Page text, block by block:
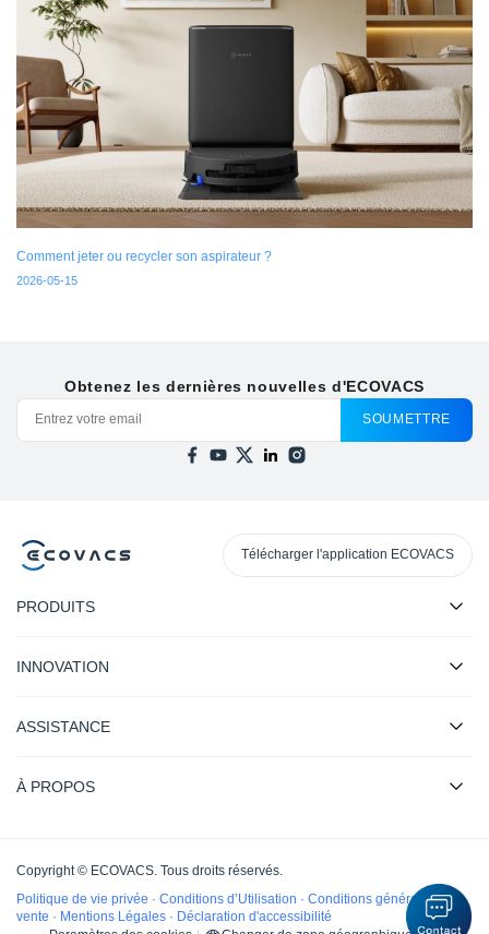
Comment jeter ou recycler son aspirateur ?
2026-05-15
Obtenez les dernières nouvelles d'ECOVACS
SOUMETTRE
Télécharger l'application ECOVACS
PRODUITS
INNOVATION
ASSISTANCE
À PROPOS
Copyright © ECOVACS. Tous droits réservés.
Politique de vie privée · Conditions d’Utilisation · Conditions générales de
vente · Mentions Légales · Déclaration d'accessibilité